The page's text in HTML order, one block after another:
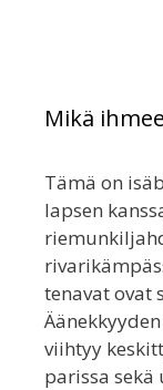
Mikä
Tämä on
lapsen
tenavat ovat
viihtyy
parissa sekä